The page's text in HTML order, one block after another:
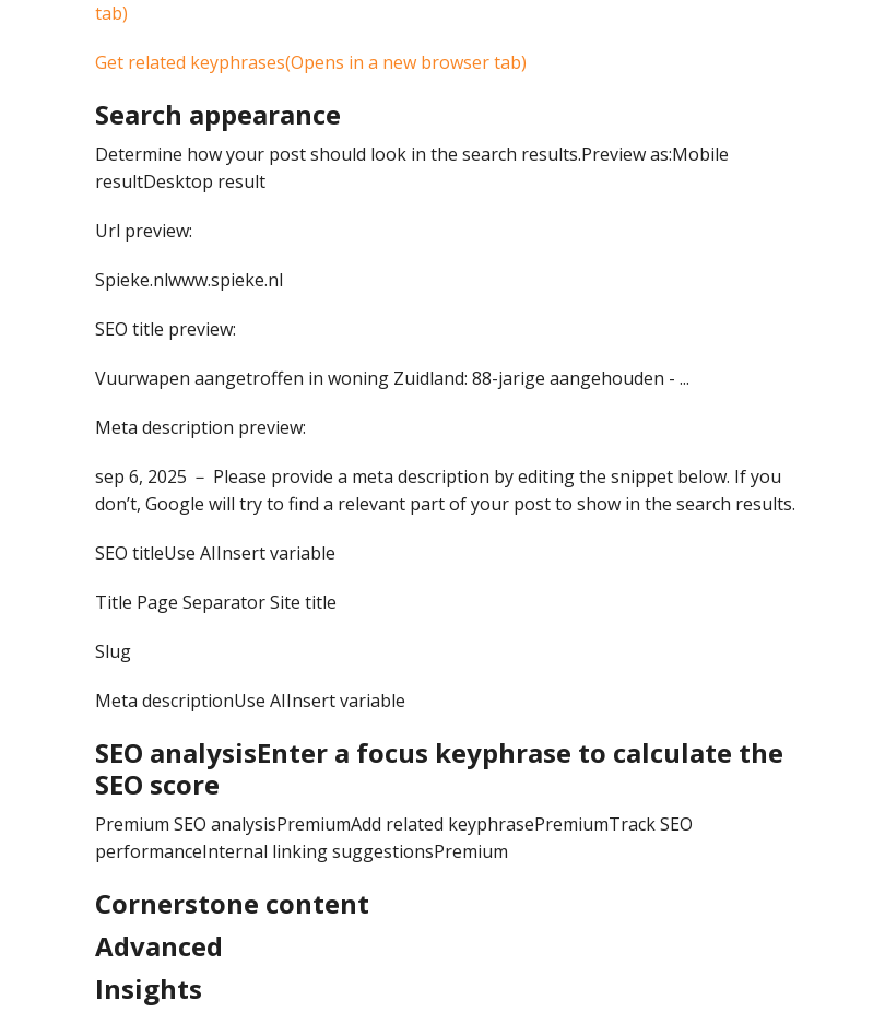
tab)
Get related keyphrases(Opens in a new browser tab)
Search appearance
Determine how your post should look in the search results.Preview as:Mobile
resultDesktop result
Url preview:
Spieke.nlwww.spieke.nl
SEO title preview:
Vuurwapen aangetroffen in woning Zuidland: 88-jarige aangehouden - ...
Meta description preview:
sep 6, 2025 － Please provide a meta description by editing the snippet below. If you
don’t, Google will try to find a relevant part of your post to show in the search results.
SEO titleUse AIInsert variable
Title Page Separator Site title
Slug
Meta descriptionUse AIInsert variable
SEO analysisEnter a focus keyphrase to calculate the
SEO score
Premium SEO analysisPremiumAdd related keyphrasePremiumTrack SEO
performanceInternal linking suggestionsPremium
Cornerstone content
Advanced
Insights